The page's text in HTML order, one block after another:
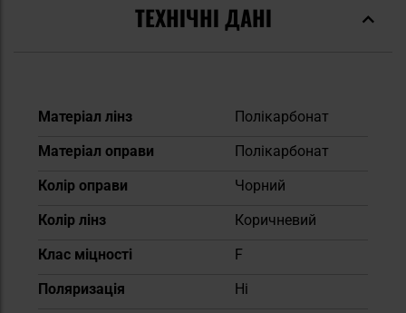
ТЕХНІЧНІ ДАНІ
Докладніше
Матеріал лінз
Полікарбонат
Матеріал оправи
Полікарбонат
Колір оправи
Чорний
Колір лінз
Коричневий
Клас міцності
F
Поляризація
Ні